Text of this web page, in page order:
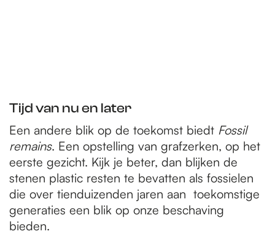
Tijd van nu en later
Een andere blik op de toekomst biedt Fossil
remains. Een opstelling van grafzerken, op het
eerste gezicht. Kijk je beter, dan blijken de
stenen plastic resten te bevatten als fossielen
die over tienduizenden jaren aan toekomstige
generaties een blik op onze beschaving
bieden.